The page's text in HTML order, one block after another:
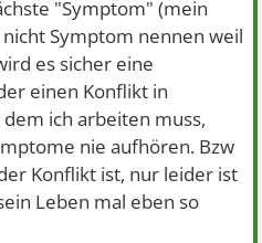
"Symptom" (mein
Symptom nennen weil
es sicher eine
einen Konflikt in
ich arbeiten muss,
nie aufhören. Bzw
Konflikt ist, nur leider ist
Leben mal eben so